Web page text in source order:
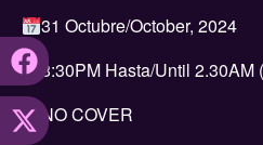
31 Octubre/October, 2024
8:30PM Hasta/Until
NO COVER